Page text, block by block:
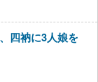
四衲に3人娘を